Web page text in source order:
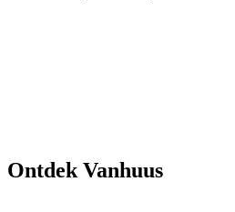
Ontdek Vanhuus